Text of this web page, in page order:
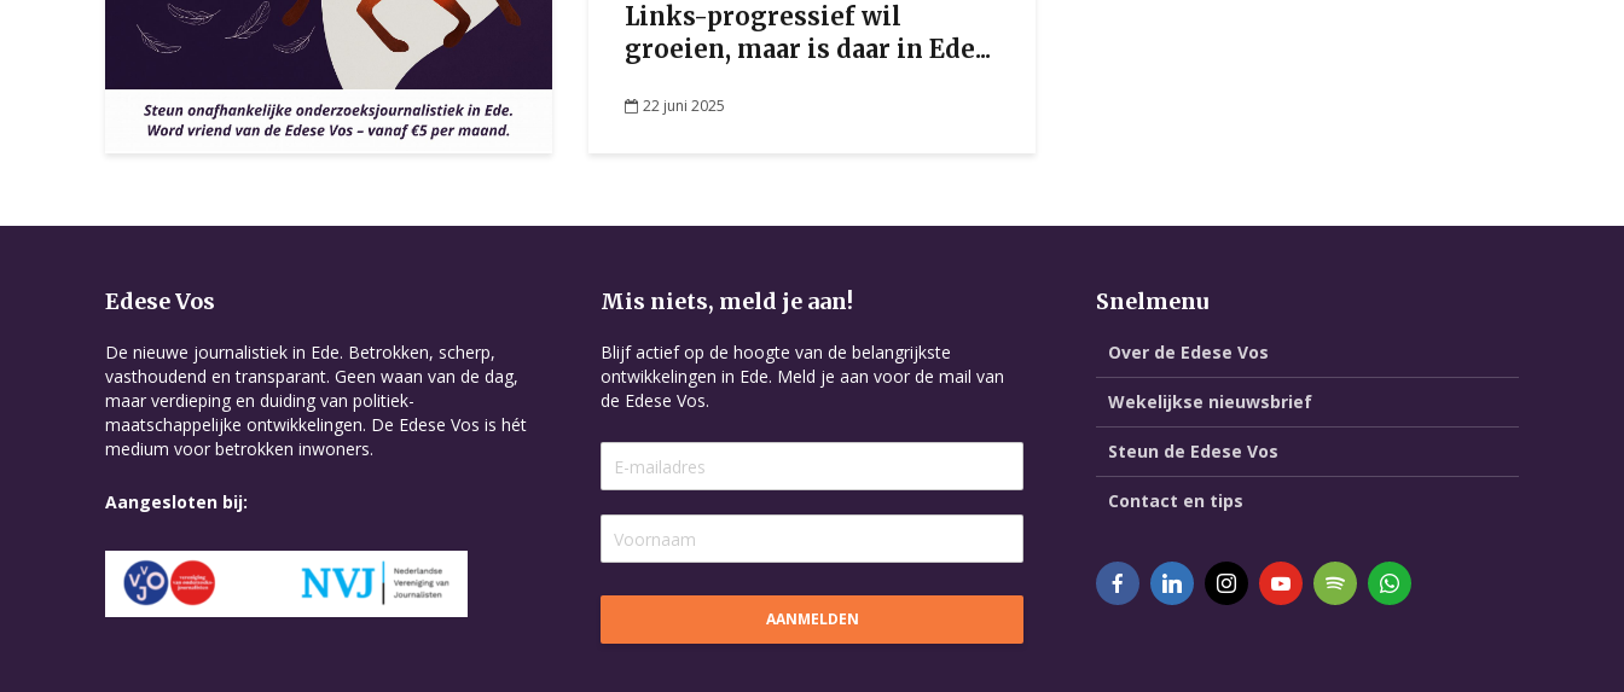
Links-progressief wil
groeien, maar is daar in Ede...
22 juni 2025
Edese Vos
De nieuwe journalistiek in Ede. Betrokken, scherp,
vasthoudend en transparant. Geen waan van de dag,
maar verdieping en duiding van politiek-
maatschappelijke ontwikkelingen. De Edese Vos is hét
medium voor betrokken inwoners.
Aangesloten bij:
Mis niets, meld je aan!
Blijf actief op de hoogte van de belangrijkste
ontwikkelingen in Ede. Meld je aan voor de mail van
de Edese Vos.
Snelmenu
Over de Edese Vos
Wekelijkse nieuwsbrief
Steun de Edese Vos
Contact en tips